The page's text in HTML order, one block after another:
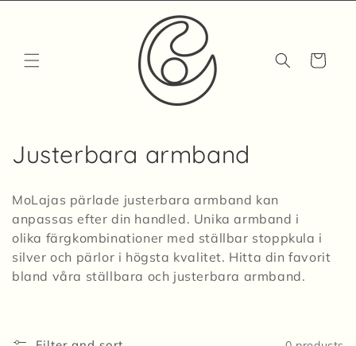
Cart
C
l
l
e
t
Justerbara armband
MoLajas pärlade justerbara armband kan
anpassas efter din handled. Unika armband i
olika färgkombinationer med ställbar stoppkula i
silver och pärlor i högsta kvalitet. Hitta din favorit
bland våra ställbara och justerbara armband.